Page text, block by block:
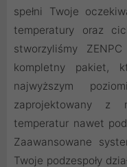
spełni Twoje
temperatury oraz
stworzyliśmy
kompletny pakiet,
najwyższym
zaprojektowany z
temperatur nawet
Zaawansowane
Twoje podzespoły